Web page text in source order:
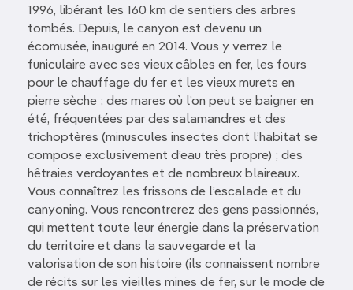
1996, libérant les 160 km de sentiers des arbres
tombés. Depuis, le canyon est devenu un
écomusée, inauguré en 2014. Vous y verrez le
funiculaire avec ses vieux câbles en fer, les fours
pour le chauffage du fer et les vieux murets en
pierre sèche ; des mares où l’on peut se baigner en
été, fréquentées par des salamandres et des
trichoptères (minuscules insectes dont l’habitat se
compose exclusivement d’eau très propre) ; des
hêtraies verdoyantes et de nombreux blaireaux.
Vous connaîtrez les frissons de l’escalade et du
canyoning. Vous rencontrerez des gens passionnés,
qui mettent toute leur énergie dans la préservation
du territoire et dans la sauvegarde et la
valorisation de son histoire (ils connaissent nombre
de récits sur les vieilles mines de fer, sur le mode de